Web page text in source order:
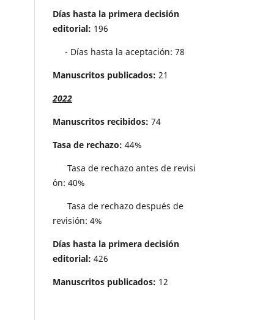
Días hasta la primera decisión
editorial: 196
- Días hasta la aceptación: 78
Manuscritos publicados: 21
2022
Manuscritos recibidos: 74
Tasa de rechazo: 44%
Tasa de rechazo antes de revisi
´on: 40%
Tasa de rechazo después de
revisión: 4%
Días hasta la primera decisión
editorial: 426
Manuscritos publicados: 12